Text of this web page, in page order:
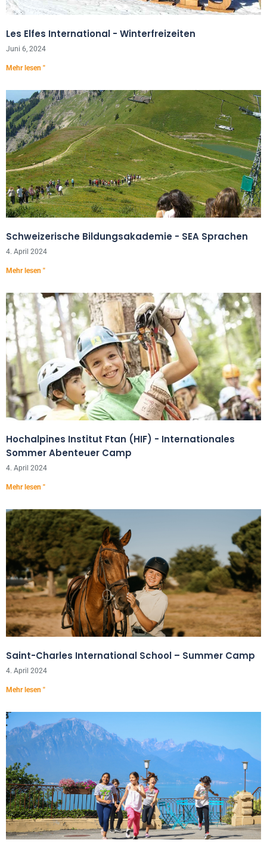
Les Elfes International - Winterfreizeiten
Juni 6, 2024
Mehr lesen "
Schweizerische Bildungsakademie - SEA Sprachen
4. April 2024
Mehr lesen "
Hochalpines Institut Ftan (HIF) - Internationales
Sommer Abenteuer Camp
4. April 2024
Mehr lesen "
Saint-Charles International School – Summer Camp
4. April 2024
Mehr lesen "